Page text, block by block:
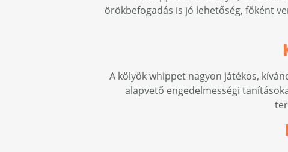
örökbefogadás is jó lehetőség, főként
A kölyök whippet nagyon játékos,
alapvető engedelmességi